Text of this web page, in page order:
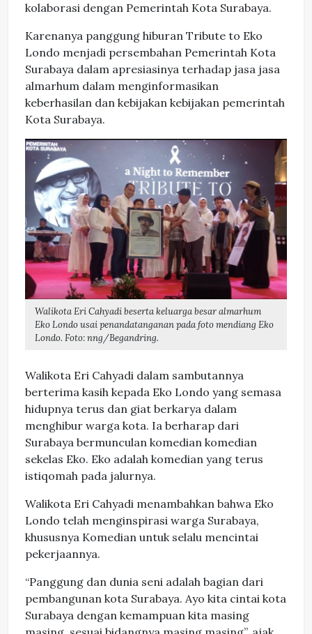
kolaborasi dengan Pemerintah Kota Surabaya.
Karenanya panggung hiburan Tribute to Eko
Londo menjadi persembahan Pemerintah Kota
Surabaya dalam apresiasinya terhadap jasa jasa
almarhum dalam menginformasikan
keberhasilan dan kebijakan kebijakan pemerintah
Kota Surabaya.
Walikota Eri Cahyadi beserta keluarga besar almarhum
Eko Londo usai penandatanganan pada foto mendiang Eko
Londo. Foto: nng/Begandring.
Walikota Eri Cahyadi dalam sambutannya
berterima kasih kepada Eko Londo yang semasa
hidupnya terus dan giat berkarya dalam
menghibur warga kota. Ia berharap dari
Surabaya bermunculan komedian komedian
sekelas Eko. Eko adalah komedian yang terus
istiqomah pada jalurnya.
Walikota Eri Cahyadi menambahkan bahwa Eko
Londo telah menginspirasi warga Surabaya,
khususnya Komedian untuk selalu mencintai
pekerjaannya.
“Panggung dan dunia seni adalah bagian dari
pembangunan kota Surabaya. Ayo kita cintai kota
Surabaya dengan kemampuan kita masing